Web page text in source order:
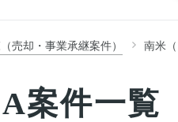
売却・事業承継案件）
件一覧